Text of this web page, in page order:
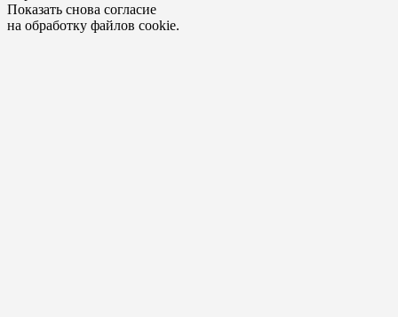
Показать снова согласие
на обработку файлов cookie.